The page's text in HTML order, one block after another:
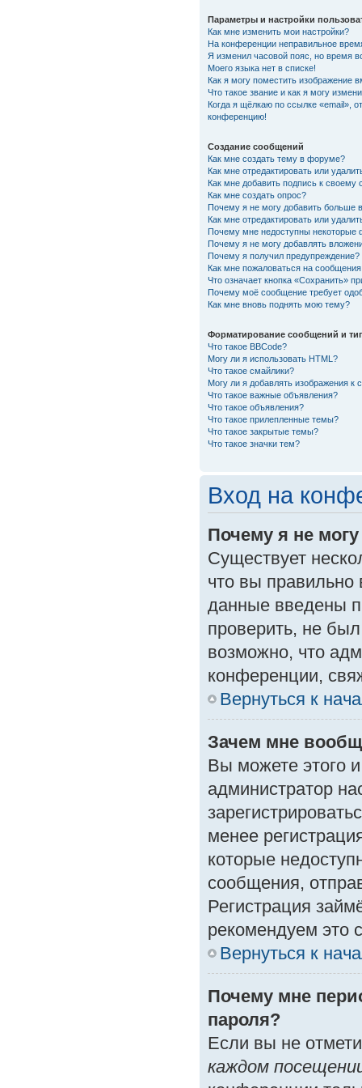
Параметры и настройки
Как мне изменить мои настройки?
На конференции неправильное
Я изменил часовой пояс, но время
Моего языка нет в списке!
Как я могу поместить изображение
Что такое звание и как я могу
Когда я щёлкаю по ссылке «email»,
конференцию!
Создание сообщений
Как мне создать тему в форуме?
Как мне отредактировать или
Как мне добавить подпись к своему
Как мне создать опрос?
Почему я не могу добавить больше
Как мне отредактировать или
Почему мне недоступны некоторые
Почему я не могу добавлять
Почему я получил предупреждение?
Как мне пожаловаться на
Что означает кнопка «Сохранить»
Почему моё сообщение требует
Как мне вновь поднять мою тему?
Форматирование сообщений и
Что такое BBCode?
Могу ли я использовать HTML?
Что такое смайлики?
Могу ли я добавлять изображения к
Что такое важные объявления?
Что такое объявления?
Что такое прилепленные темы?
Что такое закрытые темы?
Что такое значки тем?
Вход на
Почему я не
Существует
что вы правильно
данные введены
проверить, не
возможно, что
конференции,
Вернуться к
Зачем мне
Вы можете этого и
администратор
менее
которые
сообщения,
Регистрация
рекомендуем это
Вернуться к
Почему мне
пароля?
Если вы не
каждом